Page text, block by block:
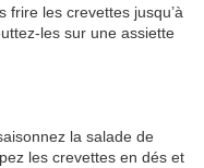
frire les crevettes jusqu’à
les sur une assiette
la salade de
les crevettes en dés et